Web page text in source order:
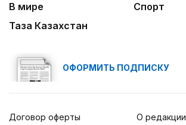
В мире
Спорт
Таза Казахстан
ОФОРМИТЬ ПОДПИСКУ
Договор оферты
О редакции